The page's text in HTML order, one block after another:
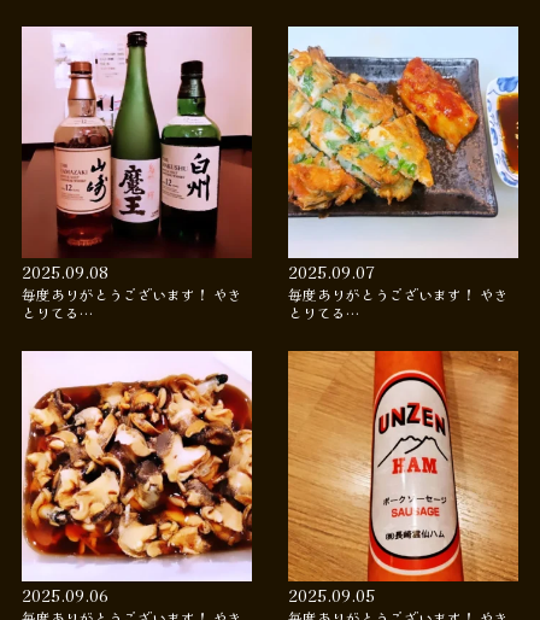
2025.09.08
毎度ありがとうございます！ やき
とりてる…
2025.09.07
毎度ありがとうございます！ やき
とりてる…
2025.09.06 2025.09.05